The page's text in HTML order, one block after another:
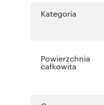
Kategoria
Powierzchnia
całkowita